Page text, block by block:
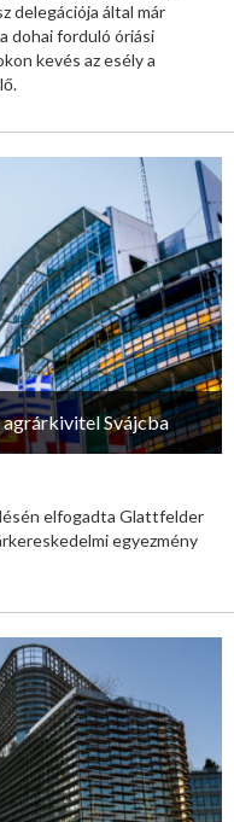
delegációja által már
dohai forduló óriási
kevés az esély a
Svájcba
elfogadta Glattfelder
egyezmény